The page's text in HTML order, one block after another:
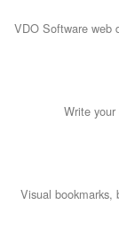
VDO Software web
Write
Visual bookmarks,